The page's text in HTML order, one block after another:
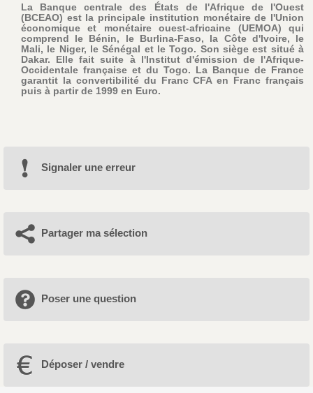
La Banque centrale des États de l'Afrique de l'Ouest
(BCEAO) est la principale institution monétaire de l'Union
économique et monétaire ouest-africaine (UEMOA) qui
comprend le Bénin, le Burlina-Faso, la Côte d'Ivoire, le
Mali, le Niger, le Sénégal et le Togo. Son siège est situé à
Dakar. Elle fait suite à l'Institut d'émission de l'Afrique-
Occidentale française et du Togo. La Banque de France
garantit la convertibilité du Franc CFA en Franc français
puis à partir de 1999 en Euro.
Signaler une erreur
Partager ma sélection
Poser une question
Déposer / vendre